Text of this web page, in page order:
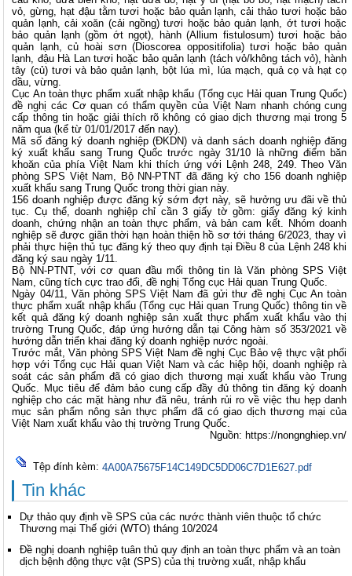
vỏ, gừng, hạt đậu tằm tươi hoặc bảo quản lạnh, cải thảo tươi hoặc bảo
quản lạnh, cải xoăn (cải ngồng) tươi hoặc bảo quản lạnh, ớt tươi hoặc
bảo quản lạnh (gồm ớt ngọt), hành (Allium fistulosum) tươi hoặc bảo
quản lạnh, củ hoài sơn (Dioscorea oppositifolia) tươi hoặc bảo quản
lạnh, đậu Hà Lan tươi hoặc bảo quản lạnh (tách vỏ/không tách vỏ), hành
tây (củ) tươi và bảo quản lạnh, bột lúa mì, lúa mạch, quả cọ và hạt cọ
dầu, vừng.
Cục An toàn thực phẩm xuất nhập khẩu (Tổng cục Hải quan Trung Quốc)
đề nghị các Cơ quan có thẩm quyền của Việt Nam nhanh chóng cung
cấp thông tin hoặc giải thích rõ không có giao dịch thương mại trong 5
năm qua (kể từ 01/01/2017 đến nay).
Mã số đăng ký doanh nghiệp (ĐKDN) và danh sách doanh nghiệp đăng
ký xuất khẩu sang Trung Quốc trước ngày 31/10 là những điểm băn
khoăn của phía Việt Nam khi thích ứng với Lệnh 248, 249. Theo Văn
phòng SPS Việt Nam,
Bộ NN-PTNT đã đăng ký cho 156 doanh nghiệp
xuất khẩu sang Trung Quốc trong thời gian này.
156 doanh nghiệp được đăng ký sớm đợt này, sẽ hưởng ưu đãi về thủ
tục. Cụ thể, doanh nghiệp chỉ cần 3 giấy tờ gồm: giấy đăng ký kinh
doanh, chứng nhận an toàn thực phẩm, và bản cam kết. Nhóm doanh
nghiệp sẽ được giãn thời hạn hoàn thiện hồ sơ tới tháng 6/2023, thay vì
phải thực hiện thủ tục đăng ký theo quy định tại Điều 8 của Lệnh 248 khi
đăng ký sau ngày 1/11.
Bộ NN-PTNT, với cơ quan đầu mối thông tin là Văn phòng SPS Việt
Nam, cũng tích cực trao đổi, đề nghị Tổng cục Hải quan Trung Quốc.
Ngày 04/11, Văn phòng SPS Việt Nam đã gửi thư đề nghị Cục An toàn
thực phẩm xuất nhập khẩu (Tổng cục Hải quan Trung Quốc) thông tin về
kết quả đăng ký doanh nghiệp sản xuất thực phẩm xuất khẩu vào thị
trường Trung Quốc, đáp ứng hướng dẫn tại Công hàm số 353/2021 về
hướng dẫn triển khai đăng ký doanh nghiệp nước ngoài.
Trước mắt, Văn phòng SPS Việt Nam đề nghị Cục Bảo vệ thực vật phối
hợp với Tổng cục Hải quan Việt Nam và các hiệp hội, doanh nghiệp rà
soát các sản phẩm đã có giao dịch thương mại xuất khẩu vào Trung
Quốc. Mục tiêu để đảm bảo cung cấp đầy đủ thông tin đăng ký doanh
nghiệp cho các mặt hàng như đã nêu, tránh rủi ro về việc thu hẹp danh
mục sản phẩm nông sản thực phẩm đã có giao dịch thương mại của
Việt Nam xuất khẩu vào thị trường Trung Quốc.
Nguồn: https://nongnghiep.vn/
Tệp đính kèm: 4A00A75675F14C149DC5DD06C7D1E627.pdf
Tin khác
Dự thảo quy định về SPS của các nước thành viên thuộc tổ chức
Thương mại Thế giới (WTO) tháng 10/2024
Đề nghị doanh nghiệp tuân thủ quy định an toàn thực phẩm và an toàn
dịch bệnh động thực vật (SPS) của thị trường xuất, nhập khẩu